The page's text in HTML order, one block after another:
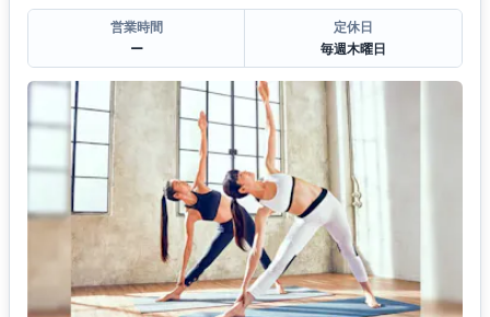
営業時間
ー
定休日
毎週木曜日